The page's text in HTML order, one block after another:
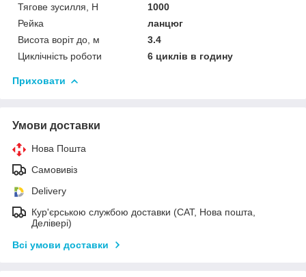
Тягове зусилля, Н
1000
Рейка
ланцюг
Висота воріт до, м
3.4
Циклічність роботи
6 циклів в годину
Приховати
Умови доставки
Нова Пошта
Самовивіз
Delivery
Кур'єрською службою доставки (САТ, Нова пошта,
Делівері)
Всі умови доставки